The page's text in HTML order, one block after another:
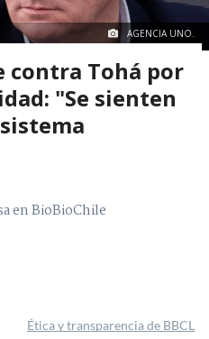
AGENCIA UNO.
contra Tohá por
"Se sienten
en BioBioChile
Ética y transparencia de BBCL